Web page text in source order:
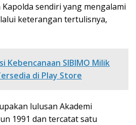
sendiri yang mengalami
keterangan tertulisnya,
Kebencanaan SIBIMO Milik
di Play Store
lulusan Akademi
1991 dan tercatat satu